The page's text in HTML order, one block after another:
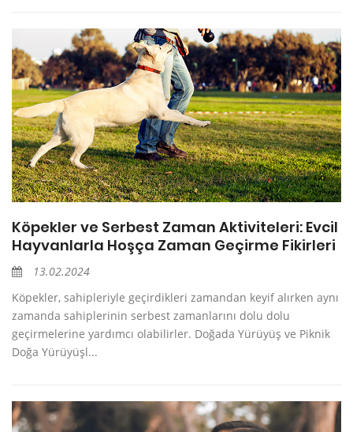
Köpekler ve Serbest Zaman Aktiviteleri: Evcil
Hayvanlarla Hoşça Zaman Geçirme Fikirleri
13.02.2024
Köpekler, sahipleriyle geçirdikleri zamandan keyif alırken aynı
zamanda sahiplerinin serbest zamanlarını dolu dolu
geçirmelerine yardımcı olabilirler. Doğada Yürüyüş ve Piknik
Doğa Yürüyüşl...